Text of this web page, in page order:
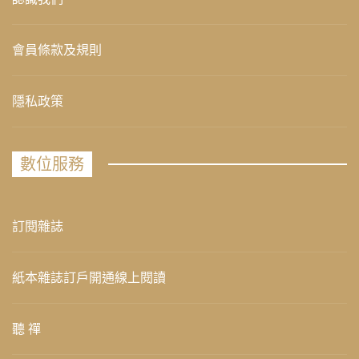
會員條款及規則
隱私政策
數位服務
訂閱雜誌
紙本雜誌訂戶開通線上閱讀
聽 禪